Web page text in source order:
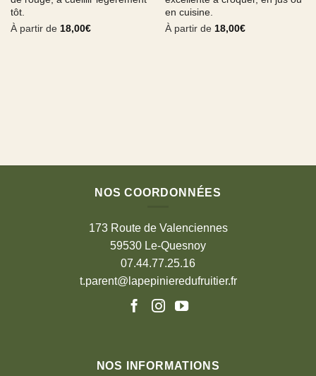
tôt.
À partir de 18,00€
en cuisine.
À partir de 18,00€
NOS COORDONNÉES
173 Route de Valenciennes
59530 Le-Quesnoy
07.44.77.25.16
t.parent@lapepinieredufruitier.fr
NOS INFORMATIONS